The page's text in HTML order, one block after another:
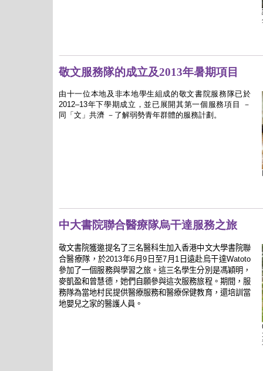
敬文服務隊的成立及2013年暑期項目
由十一位本地及非本地學生組成的敬文書院服務隊已於
2012–13年下學期成立，並已展開其第一個服務項目 －
同「文」共濟 －了解弱勢青年群體的服務計劃。
中大書院聯合醫療隊烏干達服務之旅
敬文書院獲邀提名了三名醫科生加入香港中文大學書院聯
合醫療隊，於2013年6月9 日至7月 1 日遠赴烏干達Watoto
參加了一個服務與學習之旅。這三名學生分別是馮穎明，
麥凱盈和曾慧德，她們自願參與這次服務旅程。期間，服
務隊為當地村民提供醫療服務和醫療保健教育，還培訓當
地嬰兒之家的醫護人員。